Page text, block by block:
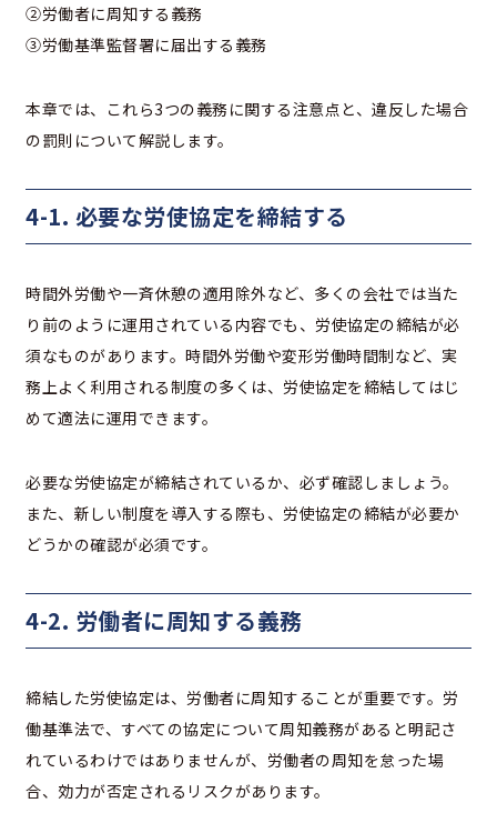
②労働者に周知する義務
③労働基準監督署に届出する義務
本章では、これら3つの義務に関する注意点と、違反した場合
の罰則について解説します。
4-1. 必要な労使協定を締結する
時間外労働や一斉休憩の適用除外など、多くの会社では当た
り前のように運用されている内容でも、労使協定の締結が必
須なものがあります。時間外労働や変形労働時間制など、実
務上よく利用される制度の多くは、労使協定を締結してはじ
めて適法に運用できます。
必要な労使協定が締結されているか、必ず確認しましょう。
また、新しい制度を導入する際も、労使協定の締結が必要か
どうかの確認が必須です。
4-2. 労働者に周知する義務
締結した労使協定は、労働者に周知することが重要です。労
働基準法で、すべての協定について周知義務があると明記さ
れているわけではありませんが、労働者の周知を怠った場
合、効力が否定されるリスクがあります。